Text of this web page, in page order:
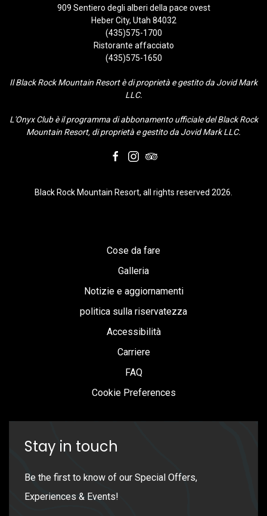
909 Sentiero degli alberi della pace ovest
Heber City, Utah 84032
(435)575-1700
Ristorante affacciato
(435)575-1650
Il Black Rock Mountain Resort è di proprietà e gestito da Jovid Mark
LLC.
L'Onyx Club è il programma di abbonamento ufficiale del Black Rock
Mountain Resort, di proprietà e gestito da Jovid Mark LLC.
facebookinstagramtripadvisor
Black Rock Mountain Resort, all rights reserved 2026.
Cose da fare
Galleria
Notizie e aggiornamenti
politica sulla riservatezza
Accessibilità
Carriere
FAQ
Cookie Preferences
Stay in touch
Be the first to know of our Special Offers,
Experiences & Events!